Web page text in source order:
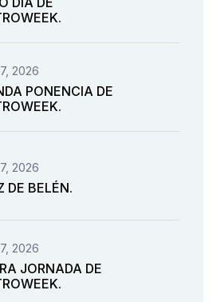
2026
PONENCIA DE
2026
DE BELÉN.
2026
JORNADA DE